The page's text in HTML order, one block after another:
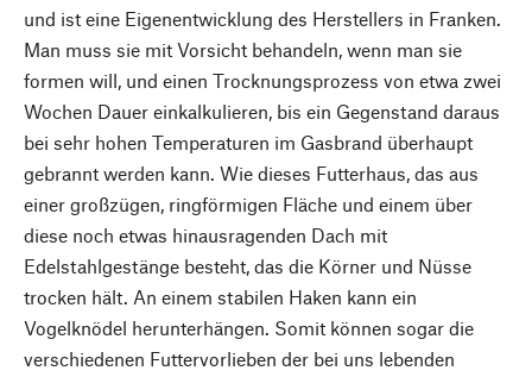
und ist eine Eigenentwicklung des Herstellers in Franken.
Man muss sie mit Vorsicht behandeln, wenn man sie
formen will, und einen Trocknungsprozess von etwa zwei
Wochen Dauer einkalkulieren, bis ein Gegenstand daraus
bei sehr hohen Temperaturen im Gasbrand überhaupt
gebrannt werden kann. Wie dieses Futterhaus, das aus
einer großzügen, ringförmigen Fläche und einem über
diese noch etwas hinausragenden Dach mit
Edelstahlgestänge besteht, das die Körner und Nüsse
trocken hält. An einem stabilen Haken kann ein
Vogelknödel herunterhängen. Somit können sogar die
verschiedenen Futtervorlieben der bei uns lebenden